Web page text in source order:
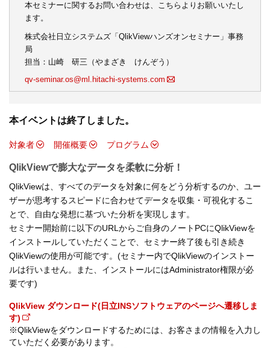
本セミナーに関するお問い合わせは、こちらよりお願いいたし
ます。
株式会社日立システムズ「QlikViewハンズオンセミナー」事務
局
担当：山崎 研三（やまざき けんぞう）
qv-seminar.os@ml.hitachi-systems.com
本イベントは終了しました。
対象者 開催概要 プログラム
QlikViewで膨大なデータを柔軟に分析！
QlikViewは、すべてのデータを対象に何をどう分析するのか、ユー
ザーが思考するスピードに合わせてデータを収集・可視化するこ
とで、自由な発想に基づいた分析を実現します。
セミナー開始前に以下のURLからご自身のノートPCにQlikViewを
インストールしていただくことで、セミナー終了後も引き続き
QlikViewの使用が可能です。(セミナー内でQlikViewのインストー
ルは行いません。また、インストールにはAdministrator権限が必
要です)
QlikView ダウンロード(日立INSソフトウェアのページへ遷移しま
す)
※QlikViewをダウンロードするためには、お客さまの情報を入力し
ていただく必要があります。